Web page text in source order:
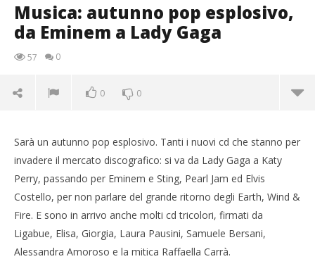
Musica: autunno pop esplosivo,
da Eminem a Lady Gaga
57 0
0 0
Sarà un autunno pop esplosivo. Tanti i nuovi cd che stanno per
invadere il mercato discografico: si va da Lady Gaga a Katy
Perry, passando per Eminem e Sting, Pearl Jam ed Elvis
Costello, per non parlare del grande ritorno degli Earth, Wind &
Fire. E sono in arrivo anche molti cd tricolori, firmati da
Ligabue, Elisa, Giorgia, Laura Pausini, Samuele Bersani,
Alessandra Amoroso e la mitica Raffaella Carrà.